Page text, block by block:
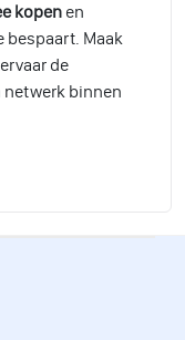
kopen en
bespaart. Maak
de
netwerk binnen